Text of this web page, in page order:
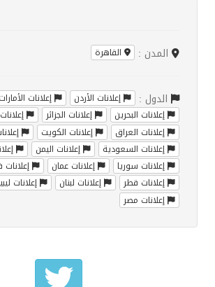
المدن : القاهرة
الدول : إعلانات الأردن
إعلانات الأمارات
إعلانات البحرين
إعلانات الجزائر
إعلانات العراق
إعلانات الكويت
إعلانات السعودية
إعلانات اليمن
إعلانات سوريا
إعلانات عمان
إعلانات قطر
إعلانات لبنان
إعلانات
إعلانات مصر